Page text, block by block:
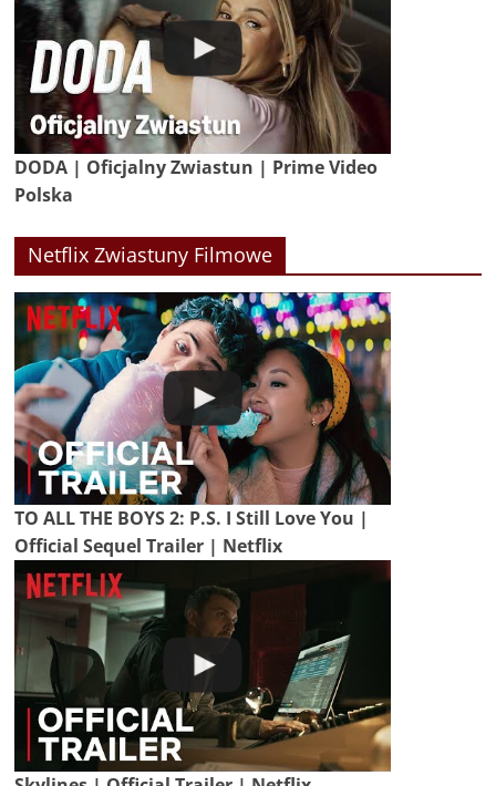
DODA | Oficjalny Zwiastun | Prime Video
Polska
Netflix Zwiastuny Filmowe
TO ALL THE BOYS 2: P.S. I Still Love You |
Official Sequel Trailer | Netflix